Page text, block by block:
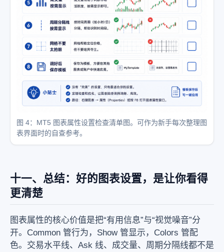
图 4：MT5 图表属性设置检查清单图。可作为新手每次整理图
表界面时的自查参考。
十一、总结：好的图表设置，是让你看得
更清楚
图表属性的核心价值是把“有用信息”与“视觉噪音”分
开。Common 管行为，Show 管显示，Colors 管配
色。交易水平线、Ask 线、成交量、周期分隔线都不是